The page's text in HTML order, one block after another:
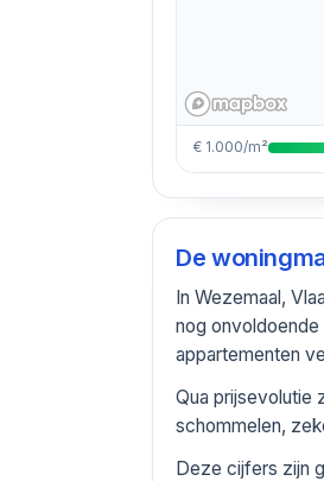
€ 1.000/m²
De
In Wezemaal,
nog
appartementen
Qua prijsevolutie
schommelen,
Deze cijfers zijn